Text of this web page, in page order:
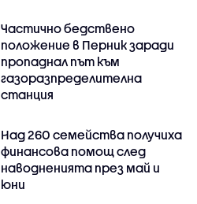
Частично бедствено
положение в Перник заради
пропаднал път към
газоразпределителна
станция
Над 260 семейства получиха
финансова помощ след
наводненията през май и
юни